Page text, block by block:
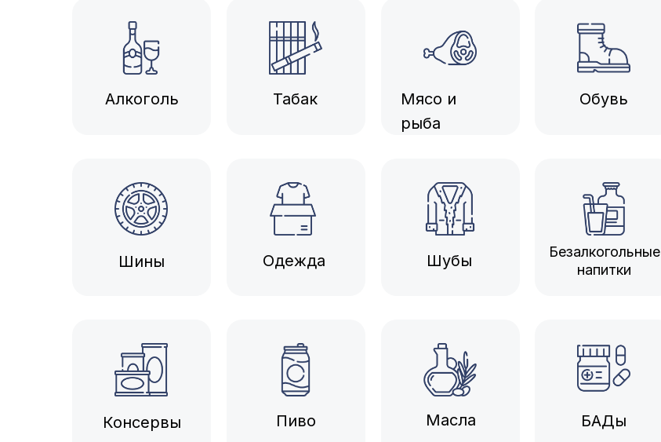
Обувь
Мясо и
рыба
Табак
БАДы
Масла
Безалкогольные
напитки
Шубы
Одежда
Алкоголь
Пиво
Консервы
Шины
Избегите штрафов
и простоев: внедрите маркировку
2025